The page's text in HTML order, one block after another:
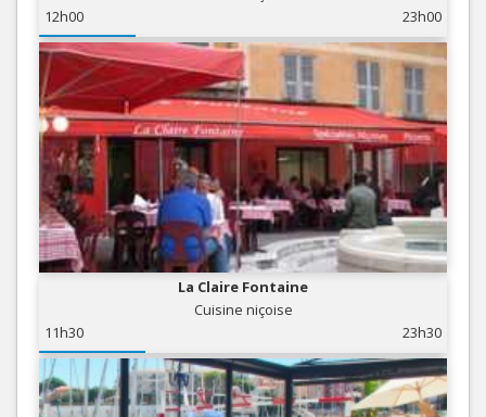
12h00
23h00
La Claire Fontaine
Cuisine niçoise
11h30
23h30